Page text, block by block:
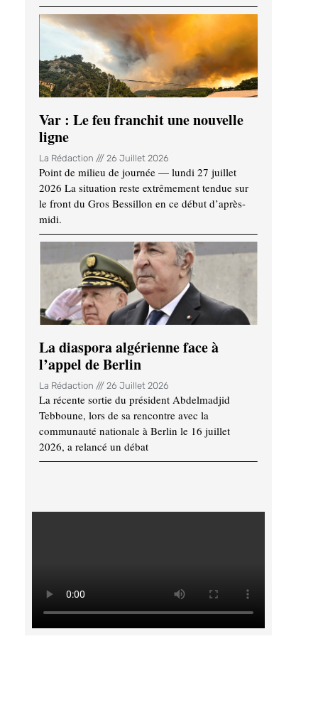
Var : Le feu franchit une nouvelle
ligne
La Rédaction 26 Juillet 2026
Point de milieu de journée — lundi 27 juillet
2026 La situation reste extrêmement tendue sur
le front du Gros Bessillon en ce début d’après-
midi.
La diaspora algérienne face à
l’appel de Berlin
La Rédaction 26 Juillet 2026
La récente sortie du président Abdelmadjid
Tebboune, lors de sa rencontre avec la
communauté nationale à Berlin le 16 juillet
2026, a relancé un débat